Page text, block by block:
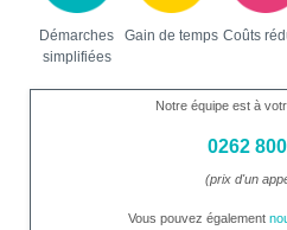
Démarches
simplifiées
Gain de temps Coûts
Notre équipe est à
0262
(prix d'un
Vous pouvez également